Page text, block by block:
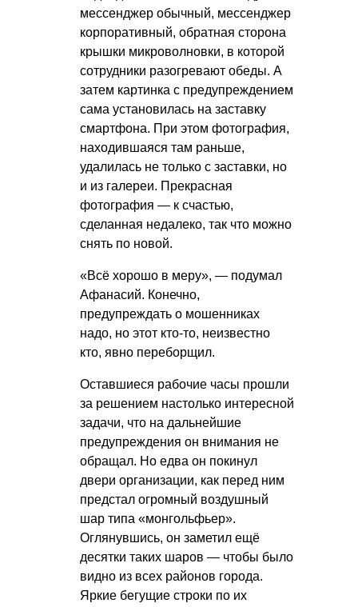
мессенджер обычный, мессенджер
корпоративный, обратная сторона
крышки микроволновки, в которой
сотрудники разогревают обеды. А
затем картинка с предупреждением
сама установилась на заставку
смартфона. При этом фотография,
находившаяся там раньше,
удалилась не только с заставки, но
и из галереи. Прекрасная
фотография — к счастью,
сделанная недалеко, так что можно
снять по новой.
«Всё хорошо в меру», — подумал
Афанасий. Конечно,
предупреждать о мошенниках
надо, но этот кто-то, неизвестно
кто, явно переборщил.
Оставшиеся рабочие часы прошли
за решением настолько интересной
задачи, что на дальнейшие
предупреждения он внимания не
обращал. Но едва он покинул
двери организации, как перед ним
предстал огромный воздушный
шар типа «монгольфьер».
Оглянувшись, он заметил ещё
десятки таких шаров — чтобы было
видно из всех районов города.
Яркие бегущие строки по их